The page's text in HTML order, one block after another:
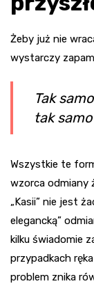
Żeby już nie
wystarczy
Tak
tak
Wszystkie te
wzorca odmiany
„Kasii” nie jest
elegancką”
kilku świadomie
przypadkach
problem znika